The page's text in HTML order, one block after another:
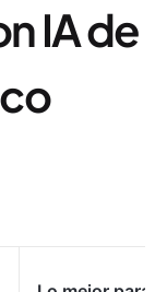
IA de